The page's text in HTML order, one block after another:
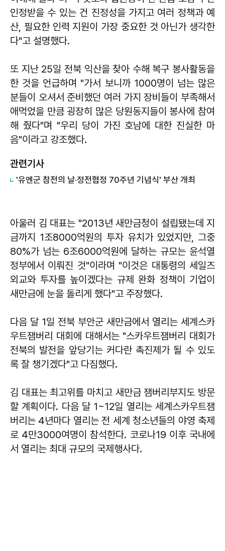
인정받을 수 있는 건 진정성을 가지고 여러 정책과 예
산, 필요한 인력 지원이 가장 중요한 것 아닌가 생각한
다"고 설명했다.
또 지난 25일 전북 익산을 찾아 수해 복구 봉사활동을
한 것을 언급하며 "가서 보니까 1000명이 넘는 많은
분들이 오셔서 준비했던 여러 가지 장비들이 부족해서
애먹었을 만큼 굉장히 많은 당원동지들이 봉사에 참여
해 줬다"며 "우리 당이 가진 호남에 대한 진실한 마
음"이라고 강조했다.
관련기사
'유엔군 참전의 날·정전협정 70주년 기념식' 부산 개최
아울러 김 대표는 "2013년 새만금청이 설립됐는데 지
금까지 1조8000억원의 투자 유치가 있었지만, 그중
80%가 넘는 6조6000억원에 달하는 규모는 윤석열
정부에서 이뤄진 것"이라며 "이것은 대통령의 세일즈
외교와 투자를 높이겠다는 규제 완화 정책이 기업이
새만금에 눈을 돌리게 했다"고 주장했다.
다음 달 1일 전북 부안군 새만금에서 열리는 세계스카
우트잼버리 대회에 대해서는 "스카우트잼버리 대회가
전북의 발전을 앞당기는 커다란 촉진제가 될 수 있도
록 잘 챙기겠다"고 다짐했다.
김 대표는 최고위를 마치고 새만금 잼버리부지도 방문
할 계획이다. 다음 달 1~12일 열리는 세계스카우트잼
버리는 4년마다 열리는 전 세계 청소년들의 야영 축제
로 4만3000여명이 참석한다. 코로나19 이후 국내에
서 열리는 최대 규모의 국제행사다.